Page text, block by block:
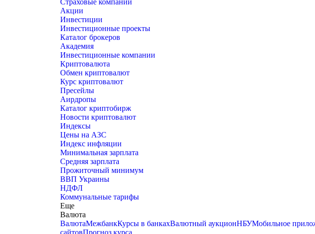
Страховые компании
Акции
Инвестиции
Инвестиционные проекты
Каталог брокеров
Академия
Инвестиционные компании
Криптовалюта
Обмен криптовалют
Курс криптовалют
Пресейлы
Аирдропы
Каталог криптобирж
Новости криптовалют
Индексы
Цены на АЗС
Индекс инфляции
Минимальная зарплата
Средняя зарплата
Прожиточный минимум
ВВП Украины
НДФЛ
Коммунальные тарифы
Еще
Валюта
ВалютаМежбанкКурсы в банкахВалютный аукционНБУМобильное
сайтовПрогноз курса